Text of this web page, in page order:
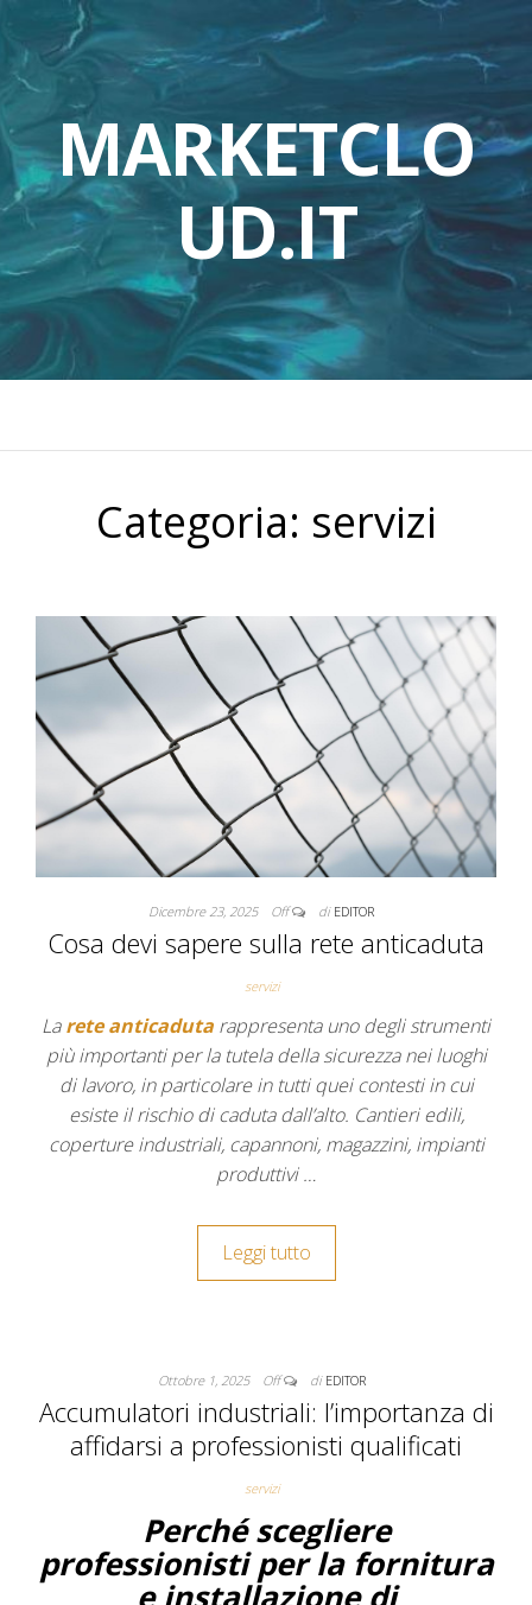
MARKETCLO
UD.IT
Categoria: servizi
Dicembre 23, 2025 Off di EDITOR
Cosa devi sapere sulla rete anticaduta
servizi
Larete anticaduta rappresenta uno degli strumenti
più importanti per la tutela della sicurezza nei luoghi
di lavoro, in particolare in tutti quei contesti in cui
esiste il rischio di caduta dall’alto. Cantieri edili,
coperture industriali, capannoni, magazzini, impianti
produttivi…
Leggi tutto
Ottobre 1, 2025 Off di EDITOR
Accumulatori industriali: l’importanza di
affidarsi a professionisti qualificati
servizi
Perché scegliere
professionisti per la fornitura